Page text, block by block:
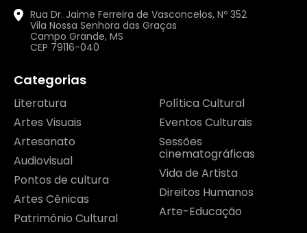
Rua Dr. Jaime Ferreira de Vasconcelos, Nº 352
Vila Nossa Senhora das Graças
Campo Grande, MS
CEP 79116-040
Categorias
Literatura
Artes Visuais
Artesanato
Audiovisual
Pontos de cultura
Artes Cênicas
Patrimônio Cultural
Política Cultural
Eventos Culturais
Sessões
cinematográficas
Vida de Artista
Direitos Humanos
Arte-Educação